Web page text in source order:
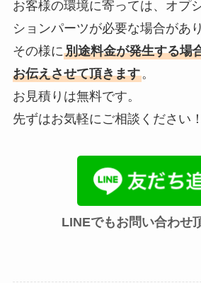
お客様の環境に寄っては、オプ
ションパーツが必要な場合があ
その様に別途料金が発生する場
お伝えさせて頂きます。
お見積りは無料です。
先ずはお気軽にご相談ください！
LINEでもお問い合わせ